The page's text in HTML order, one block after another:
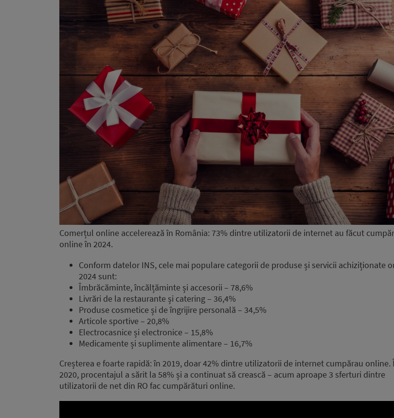
Comerțul online accelerează în România: 73% dintre utilizatorii de internet au făcut
online în 2024.
Conform datelor INS, cele mai populare categorii de produse și servicii achiziționate
2024 sunt:
Îmbrăcăminte, încălțăminte și accesorii – 78,6%
Livrări de la restaurante și catering – 36,4%
Produse cosmetice și de îngrijire personală – 34,5%
Articole sportive – 20,8%
Electrocasnice și electronice – 15,8%
Medicamente și suplimente alimentare – 16,7%
Creșterea e foarte rapidă: în 2019, doar 42% dintre utilizatorii de internet cumpărau online.
2020, procentajul a sărit la 58% și a continuat să crească – acum aproape 3 sferturi dintre
utilizatorii de net din RO fac cumpărături online.